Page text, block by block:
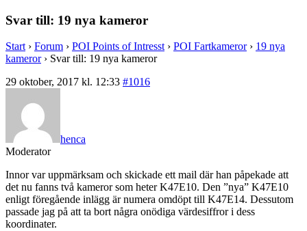
Svar till: 19 nya kameror
Start › Forum › POI Points of Intresst › POI Fartkameror › 19 nya
kameror › Svar till: 19 nya kameror
29 oktober, 2017 kl. 12:33 #1016
henca
Moderator
Innor var uppmärksam och skickade ett mail där han påpekade att
det nu fanns två kameror som heter K47E10. Den ”nya” K47E10
enligt föregående inlägg är numera omdöpt till K47E14. Dessutom
passade jag på att ta bort några onödiga värdesiffror i dess
koordinater.